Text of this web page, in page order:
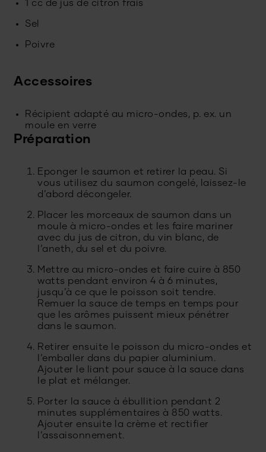
1 cc de jus de citron frais
Sel
Poivre
Accessoires
Récipient adapté au micro-ondes, p. ex. un
moule en verre
Préparation
Eponger le saumon et retirer la peau. Si
vous utilisez du saumon congelé, laissez-le
d’abord décongeler.
Placer les morceaux de saumon dans un
moule à micro-ondes et les faire mariner
avec du jus de citron, du vin blanc, de
l’aneth, du sel et du poivre.
Mettre au micro-ondes et faire cuire à 850
watts pendant environ 4 à 6 minutes,
jusqu’à ce que le poisson soit tendre.
Remuer la sauce de temps en temps pour
que les arômes puissent mieux pénétrer
dans le saumon.
Retirer ensuite le poisson du micro-ondes et
l’emballer dans du papier aluminium.
Ajouter le liant pour sauce à la sauce dans
le plat et mélanger.
Porter la sauce à ébullition pendant 2
minutes supplémentaires à 850 watts.
Ajouter ensuite la crème et rectifier
l’assaisonnement.